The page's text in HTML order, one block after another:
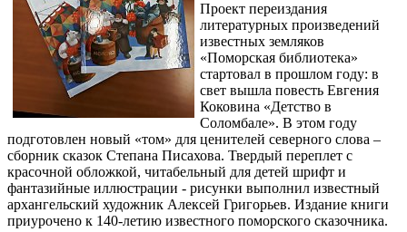
Проект переиздания
литературных произведений
известных земляков
«Поморская библиотека»
стартовал в прошлом году: в
свет вышла повесть Евгения
Коковина «Детство в
Соломбале». В этом году
подготовлен новый «том» для ценителей северного слова –
сборник сказок Степана Писахова. Твердый переплет с
красочной обложкой, читабельный для детей шрифт и
фантазийные иллюстрации - рисунки выполнил известный
архангельский художник Алексей Григорьев. Издание книги
приурочено к 140-летию известного поморского сказочника.